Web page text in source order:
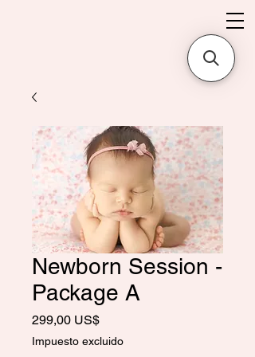
Newborn Session -
Package A
299,00 US$Precio
Impuesto excluido